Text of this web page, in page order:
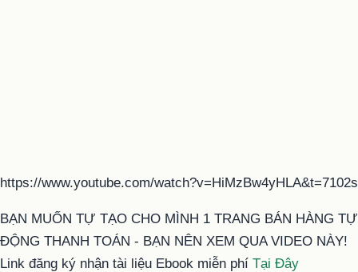
https://www.youtube.com/watch?v=HiMzBw4yHLA&t=7102s
BẠN MUỐN TỰ TẠO CHO MÌNH 1 TRANG BÁN HÀNG TỰ
ĐỘNG THANH TOÁN - BẠN NÊN XEM QUA VIDEO NÀY!
Link đăng ký nhận tài liệu Ebook miễn phí Tại Đây